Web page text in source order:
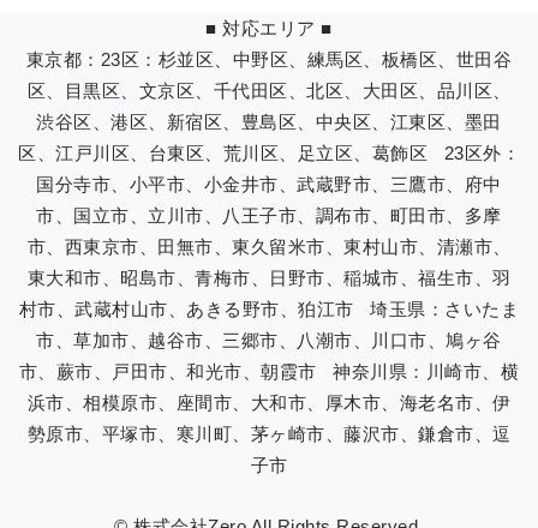
■ 対応エリア ■
東京都：23区：杉並区、中野区、練馬区、板橋区、世田谷
区、目黒区、文京区、千代田区、北区、大田区、品川区、
渋谷区、港区、新宿区、豊島区、中央区、江東区、墨田
区、江戸川区、台東区、荒川区、足立区、葛飾区 23区外：
国分寺市、小平市、小金井市、武蔵野市、三鷹市、府中
市、国立市、立川市、八王子市、調布市、町田市、多摩
市、西東京市、田無市、東久留米市、東村山市、清瀬市、
東大和市、昭島市、青梅市、日野市、稲城市、福生市、羽
村市、武蔵村山市、あきる野市、狛江市 埼玉県：さいたま
市、草加市、越谷市、三郷市、八潮市、川口市、鳩ヶ谷
市、蕨市、戸田市、和光市、朝霞市 神奈川県：川崎市、横
浜市、相模原市、座間市、大和市、厚木市、海老名市、伊
勢原市、平塚市、寒川町、茅ヶ崎市、藤沢市、鎌倉市、逗
子市